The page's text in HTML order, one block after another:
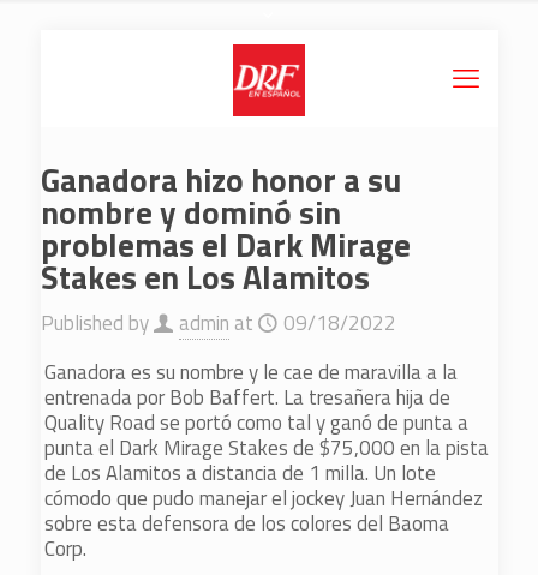
Ganadora hizo honor a su
nombre y dominó sin
problemas el Dark Mirage
Stakes en Los Alamitos
Published by admin at
09/18/2022
Ganadora es su nombre y le cae de maravilla a la
entrenada por Bob Baffert. La tresañera hija de
Quality Road se portó como tal y ganó de punta a
punta el Dark Mirage Stakes de $75,000 en la pista
de Los Alamitos a distancia de 1 milla. Un lote
cómodo que pudo manejar el jockey Juan Hernández
sobre esta defensora de los colores del Baoma
Corp.